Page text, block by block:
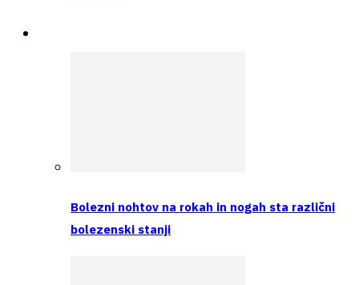
Bolezni nohtov na rokah in nogah sta različni
bolezenski stanji